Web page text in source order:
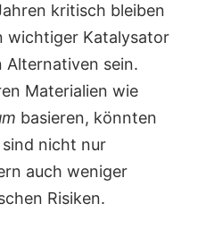
kritisch bleiben
wichtiger Katalysator
sein.
Materialien wie
basieren, könnten
nicht nur
auch weniger
Risiken.